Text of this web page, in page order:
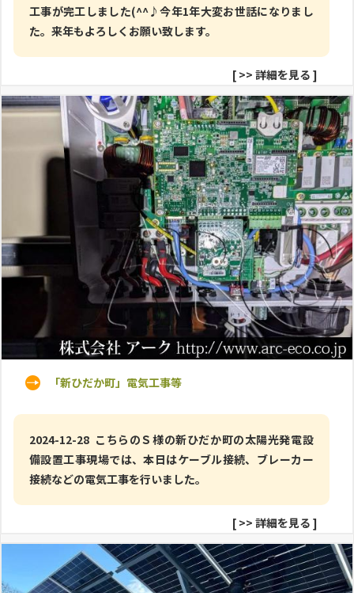
工事が完工しました(^^♪今年1年大変お世話になりまし
た。来年もよろしくお願い致します。
[ >> 詳細を見る ]
「新ひだか町」電気工事等
2024-12-28 こちらのＳ様の新ひだか町の太陽光発電設
備設置工事現場では、本日はケーブル接続、ブレーカー
接続などの電気工事を行いました。
[ >> 詳細を見る ]